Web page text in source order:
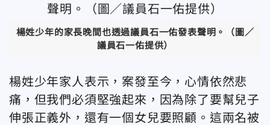
楊姓少年的家長晚間也透過議員石一佑發表聲明。（圖／
議員石一佑提供）
楊姓少年家人表示，案發至今，心情依然悲
痛，但我們必須堅強起來，因為除了要幫兒子
伸張正義外，還有一個女兒要照顧。這兩名被